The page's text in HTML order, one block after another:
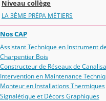
Niveau collège
LA 3ÈME PRÉPA MÉTIERS
Nos CAP
Assistant Technique en Instrument
Charpentier Bois
Constructeur de Réseaux de
Intervention en Maintenance
Monteur en Installations Thermiques
Signalétique et Décors Graphiques